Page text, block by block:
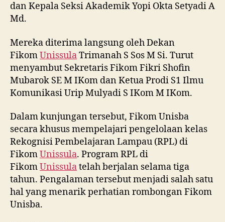
dan Kepala Seksi Akademik Yopi Okta Setyadi A
Md.
Mereka diterima langsung oleh Dekan
FikomUnissulaTrimanah S Sos M Si. Turut
menyambut Sekretaris Fikom Fikri Shofin
Mubarok SE M IKom dan Ketua Prodi S1 Ilmu
Komunikasi Urip Mulyadi S IKom M IKom.
Dalam kunjungan tersebut, Fikom Unisba
secara khusus mempelajari pengelolaan kelas
Rekognisi Pembelajaran Lampau (RPL) di
FikomUnissula. Program RPL di
FikomUnissulatelah berjalan selama tiga
tahun. Pengalaman tersebut menjadi salah satu
hal yang menarik perhatian rombongan Fikom
Unisba.